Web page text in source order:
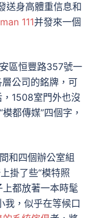
送身高體重信息和
111并發來一個
區恒豐路357號一
公司的銘牌，可
1508室門外也沒
都傳媒”四個字，
和四個辦公室組
上掛了些“模特照
都放著一本時髦
我，似乎在等候口